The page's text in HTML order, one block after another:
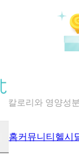
혈당 · 다이어트
홈커뮤니티 헬시